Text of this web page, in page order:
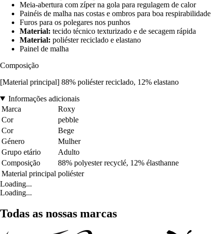
Meia-abertura com zíper na gola para regulagem de calor
Painéis de malha nas costas e ombros para boa respirabilidade
Furos para os polegares nos punhos
Material: tecido técnico texturizado e de secagem rápida
Material: poliéster reciclado e elastano
Painel de malha
Composição
[Material principal] 88% poliéster reciclado, 12% elastano
Informações adicionais
Marca
Roxy
Cor
pebble
Cor
Bege
Género
Mulher
Grupo etário
Adulto
Composição
88% polyester recyclé, 12% élasthanne
Material principal poliéster
Loading...
Loading...
Todas as nossas marcas